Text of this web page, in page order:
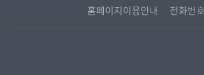
경영대학원
홈페이지이용안내 전화번